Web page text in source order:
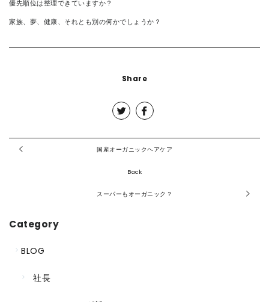
優先順位は整理できていますか？
家族、夢、健康、それとも別の何かでしょうか？
Share
国産オーガニックヘアケア
Back
スーパーもオーガニック？
Category
BLOG
社長